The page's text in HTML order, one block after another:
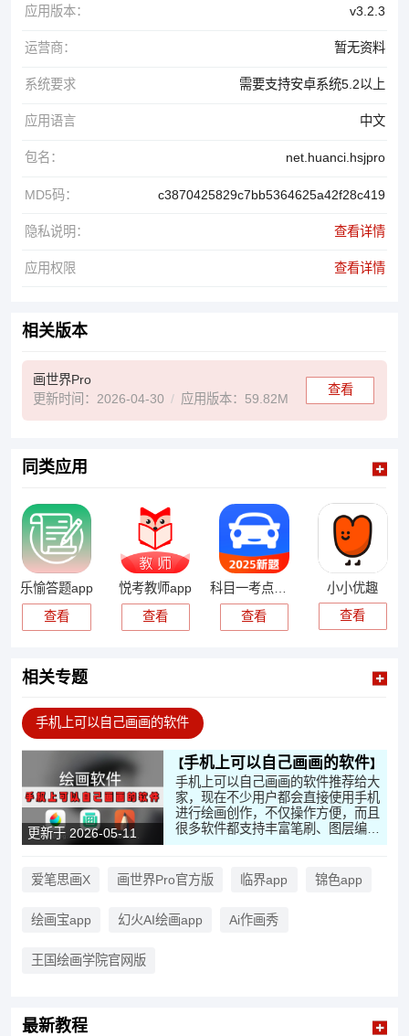
应用版本： v3.2.3
运营商： 暂无资料
系统要求 需要支持安卓系统5.2以上
应用语言 中文
包名： net.huanci.hsjpro
MD5码： c3870425829c7bb5364625a42f28c419
隐私说明： 查看详情
应用权限 查看详情
相关版本
画世界Pro
更新时间：2026-04-30
应用版本：59.82M
查看
同类应用
乐愉答题app
查看
悦考教师app
查看
科目一考点速通app
查看
小小优趣
查看
相关专题
手机上可以自己画画的软件
更新于 2026-05-11
手机上可以自己画画的软件
手机上可以自己画画的软件推荐给大
家，现在不少用户都会直接使用手机
进行绘画创作，不仅操作方便，而且
很多软件都支持丰富笔刷、图层编辑
以及插画功能。本次小编也给大家整
件。
爱笔思画X 画世界Pro官方版 临界app 锦色app
绘画宝app 幻火AI绘画app Ai作画秀
王国绘画学院官网版
最新教程